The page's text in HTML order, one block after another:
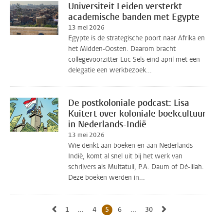
Universiteit Leiden versterkt
academische banden met Egypte
13 mei 2026
Egypte is de strategische poort naar Afrika en
het Midden-Oosten. Daarom bracht
collegevoorzitter Luc Sels eind april met een
delegatie een werkbezoek...
De postkoloniale podcast: Lisa
Kuitert over koloniale boekcultuur
in Nederlands-Indië
13 mei 2026
Wie denkt aan boeken en aan Nederlands-
Indië, komt al snel uit bij het werk van
schrijvers als Multatuli, P.A. Daum of Dé-lilah.
Deze boeken werden in...
Naar vorige pagina, pagina 4
Naar eerste pagina, pagina
1 ... Naar pagina
4 Huidige pagina, pagina
5 Naar pagina
6 ... Naar laatste pagina,
30